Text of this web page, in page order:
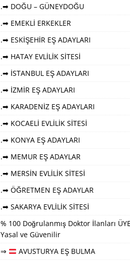
.➡ DOĞU – GÜNEYDOĞU
.➡ EMEKLİ ERKEKLER
.➡ ESKİŞEHİR EŞ ADAYLARI
.➡ HATAY EVLİLİK SİTESİ
.➡ İSTANBUL EŞ ADAYLARI
.➡ İZMİR EŞ ADAYLARI
.➡ KARADENİZ EŞ ADAYLARI
.➡ KOCAELİ EVLİLİK SİTESİ
.➡ KONYA EŞ ADAYLARI
.➡ MEMUR EŞ ADAYLAR
.➡ MERSİN EVLİLİK SİTESİ
.➡ ÖĞRETMEN EŞ ADAYLAR
.➡ SAKARYA EVLİLİK SİTESİ
% 100 Doğrulanmış Doktor İlanları
Yasal ve Güvenilir
⇒
AVUSTURYA EŞ BULMA